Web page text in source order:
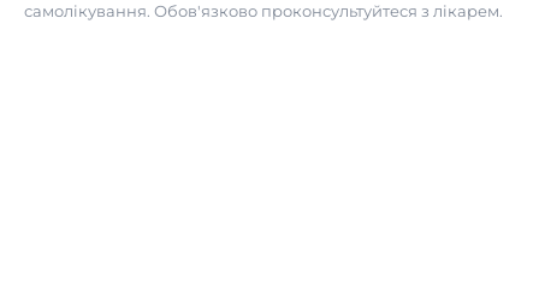
самолікування. Обов'язково проконсультуйтеся з лікарем.